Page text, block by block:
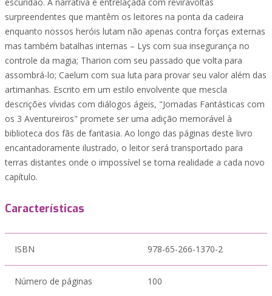
surpreendentes que mantêm os leitores na ponta da cadeira
enquanto nossos heróis lutam não apenas contra forças externas
mas também batalhas internas – Lys com sua insegurança no
controle da magia; Tharion com seu passado que volta para
assombrá-lo; Caelum com sua luta para provar seu valor além das
artimanhas. Escrito em um estilo envolvente que mescla
descrições vívidas com diálogos ágeis, "Jornadas Fantásticas com
os 3 Aventureiros" promete ser uma adição memorável à
biblioteca dos fãs de fantasia. Ao longo das páginas deste livro
encantadoramente ilustrado, o leitor será transportado para
terras distantes onde o impossível se torna realidade a cada novo
capítulo.
Características
ISBN 978-65-266-1370-2
Número de páginas 100